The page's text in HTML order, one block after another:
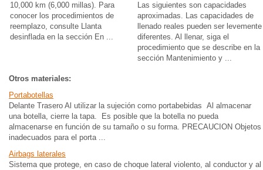
10,000 km (6,000 millas). Para
conocer los procedimientos de
reemplazo, consulte Llanta
desinflada en la sección En ...
Las siguientes son capacidades
aproximadas. Las capacidades de
llenado reales pueden ser levemente
diferentes. Al llenar, siga el
procedimiento que se describe en la
sección Mantenimiento y ...
Otros materiales:
Portabotellas
Delante Trasero Al utilizar la sujeción como portabebidas Al almacenar
una botella, cierre la tapa. Es posible que la botella no pueda
almacenarse en función de su tamaño o su forma. PRECAUCION Objetos
inadecuados para el porta ...
Airbags laterales
Sistema que protege, en caso de choque lateral violento, al conductor y al